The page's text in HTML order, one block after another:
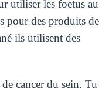
utiliser les foetus au
pour des produits de
ils utilisent des
cancer du sein. Tu